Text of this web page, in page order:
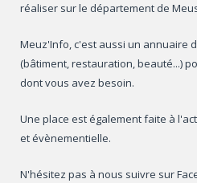
réaliser sur le département de
Meuz'Info, c'est aussi un annuaire
(bâtiment, restauration, beauté...)
dont vous avez besoin.
Une place est également faite à
et évènementielle.
N'hésitez pas à nous suivre sur